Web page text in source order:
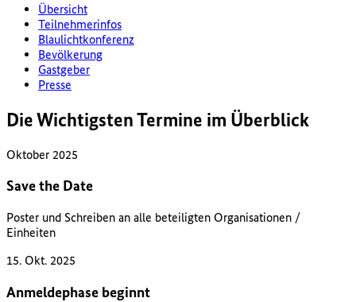
Übersicht
Teilnehmerinfos
Blaulichtkonferenz
Bevölkerung
Gastgeber
Presse
Die Wichtigsten Termine im Überblick
Oktober 2025
Save the Date
Poster und Schreiben an alle beteiligten Organisationen /
Einheiten
15. Okt. 2025
Anmeldephase beginnt